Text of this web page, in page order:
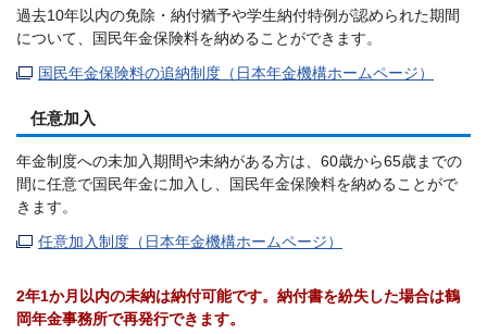
過去10年以内の免除・納付猶予や学生納付特例が認められた期間
について、国民年金保険料を納めることができます。
国民年金保険料の追納制度（日本年金機構ホームページ）
任意加入
年金制度への未加入期間や未納がある方は、60歳から65歳までの
間に任意で国民年金に加入し、国民年金保険料を納めることがで
きます。
任意加入制度（日本年金機構ホームページ）
2年1か月以内の未納は納付可能です。納付書を紛失した場合は鶴
岡年金事務所で再発行できます。